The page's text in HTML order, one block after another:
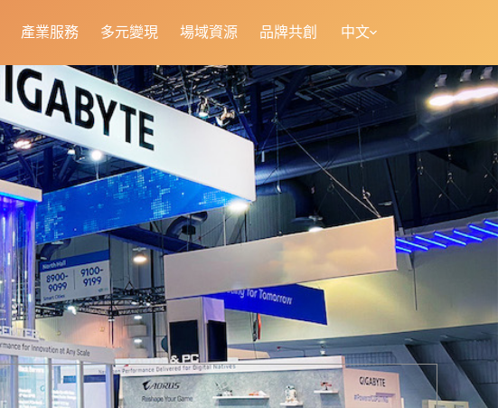
產業服務 多元變現 場域資源 品牌共創 中文